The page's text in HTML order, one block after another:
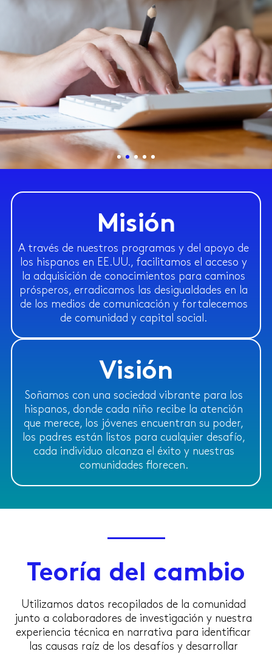
Mobilidad
económica
¡Promovemos la movilidad
social y económica a través de
recursos educativos!
Saber más
Misión
A través de nuestros programas y del apoyo de
los hispanos en EE.UU., facilitamos el acceso y
la adquisición de conocimientos para caminos
prósperos, erradicamos las desigualdades en la
de los medios de comunicación y fortalecemos
de comunidad y capital social.
Visión
Soñamos con una sociedad vibrante para los
hispanos, donde cada niño recibe la atención
que merece, los jóvenes encuentran su poder,
los padres están listos para cualquier desafío,
cada individuo alcanza el éxito y nuestras
comunidades florecen.
Teoría del cambio
Utilizamos datos recopilados de la comunidad
junto a colaboradores de investigación y nuestra
experiencia técnica en narrativa para identificar
las causas raíz de los desafíos y desarrollar